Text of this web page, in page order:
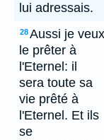
lui adressais.
28Aussi je veux
le prêter à
l'Eternel: il
sera toute sa
vie prêté à
l'Eternel. Et ils
se